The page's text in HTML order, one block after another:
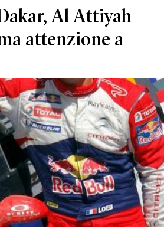
Al Attiyah
attenzione a